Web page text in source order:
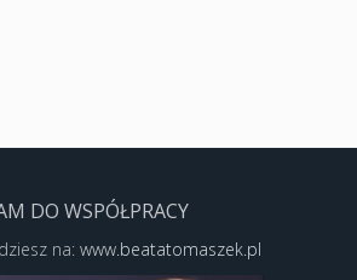
DO WSPÓŁPRACY
na: www.beatatomaszek.pl